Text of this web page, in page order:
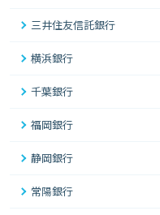
三井住友信託銀行
横浜銀行
千葉銀行
福岡銀行
静岡銀行
常陽銀行